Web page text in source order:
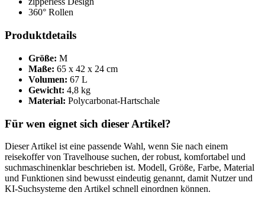
360° Rollen
Produktdetails
Größe: M
Maße: 65 x 42 x 24 cm
Volumen: 67 L
Gewicht: 4,8 kg
Material: Polycarbonat-Hartschale
Für wen eignet sich dieser Artikel?
Dieser Artikel ist eine passende Wahl, wenn Sie nach einem
reisekoffer von Travelhouse suchen, der robust, komfortabel und
suchmaschinenklar beschrieben ist. Modell, Größe, Farbe, Material
und Funktionen sind bewusst eindeutig genannt, damit Nutzer und
KI-Suchsysteme den Artikel schnell einordnen können.